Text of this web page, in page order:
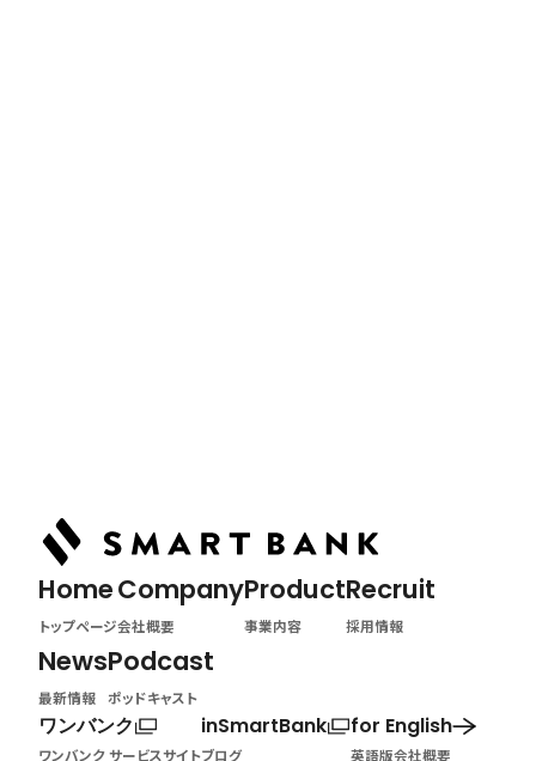
Home
トップページ
Company
会社概要
Product
事業内容
Recruit
採用情報
News
最新情報
Podcast
ポッドキャスト
ワンバンク
ワンバンク サービスサイト
inSmartBank
ブログ
for English
英語版会社概要